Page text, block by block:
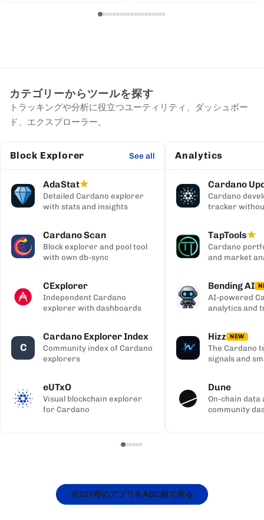
カテゴリーからツールを探す
トラッキングや分析に役立つユーティリティ、ダッシュボー
ド、エクスプローラー。
Block Explorer See all
AdaStat★
Detailed Cardano explorer
with stats and insights
Cardano Scan
Block explorer and pool tool
with own db-sync
CExplorer
Independent Cardano
explorer with dashboards
C
Cardano Explorer Index
Community index of Cardano
explorers
eUTxO
Visual blockchain explorer
for Cardano
Analytics
Cardano
Cardano
tracker
TapTools★
Cardano
and market
Bending AI
AI-powered
analytics and
Hizz NEW
The Cardano
signals and
Dune
On-chain data
community
全107件のアプリをABC順で見る